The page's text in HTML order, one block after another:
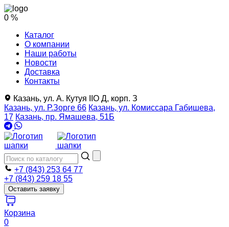
0 %
Каталог
О компании
Наши работы
Новости
Доставка
Контакты
Казань, ул. А. Кутуя IIO Д, корп. З
Казань, ул. Р.Зорге 66 Казань, ул. Комиссара Габишева,
17 Казань, пр. Ямашева, 51Б
+7 (843) 253 64 77
+7 (843) 259 18 55
Оставить заявку
Корзина
0